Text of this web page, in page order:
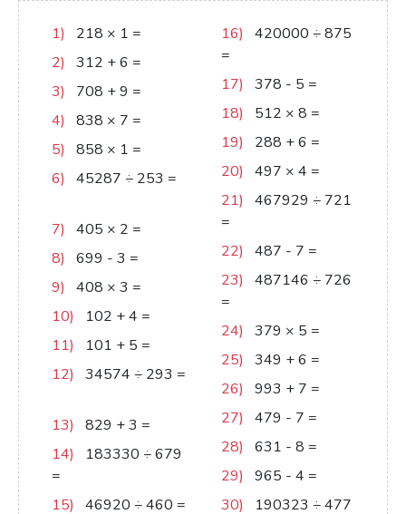
1) 218 × 1 =
2)
312 +6 =
3)
708 +9 =
4)
838 × 7 =
5)
858 × 1 =
6)
45287 ÷ 253 =
7)
405 × 2 =
8)
699 - 3 =
9)
408 × 3 =
10)
102 +4 =
11)
101 + 5 =
12)
34574 ÷ 293 =
13)
829 +3 =
14)
183330 ÷679
=
15)
46920 ÷460 =
16) 420000 ÷875
=
17)
378 - 5 =
18)
512 × 8 =
19)
288 +6 =
20)
497 × 4 =
21)
467929 ÷ 721
=
22)
487 - 7 =
23)
487146 ÷ 726
=
24)
379 × 5 =
25)
349 +6 =
26)
993 + 7 =
27)
479 - 7 =
28)
631 - 8 =
29)
965 - 4 =
30)
190323 ÷477